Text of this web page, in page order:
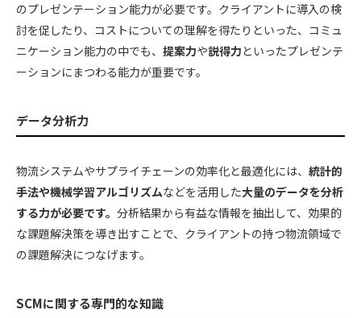
のプレゼンテーション能力が必要です。クライアントに導入の検
討を促したり、コストについての理解を得たりといった、コミュ
ニケーション能力の中でも、 提案力や説得力といったプレゼンテ
ーションにまつわる能力が重要です。
データ分析力
物流システムやサプライチェーンの効率化と最適化には、 統計的
手法や機械学習アルゴリズムなどを活用した大量のデータを分析
する力が必要です。 分析結果から有益な情報を抽出して、効果的
な課題解決策を導き出すことで、クライアントの持つ物流領域で
の課題解決につなげます。
SCMに関する専門的な知識